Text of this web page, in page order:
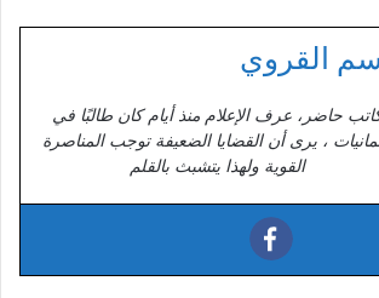
القروي
حاضر، عرف الإعلام منذ أيام كان طالبًا في
، يرى أن القضايا الضعيفة توجب المناصرة
القوية ولهذا يتشبث بالقلم